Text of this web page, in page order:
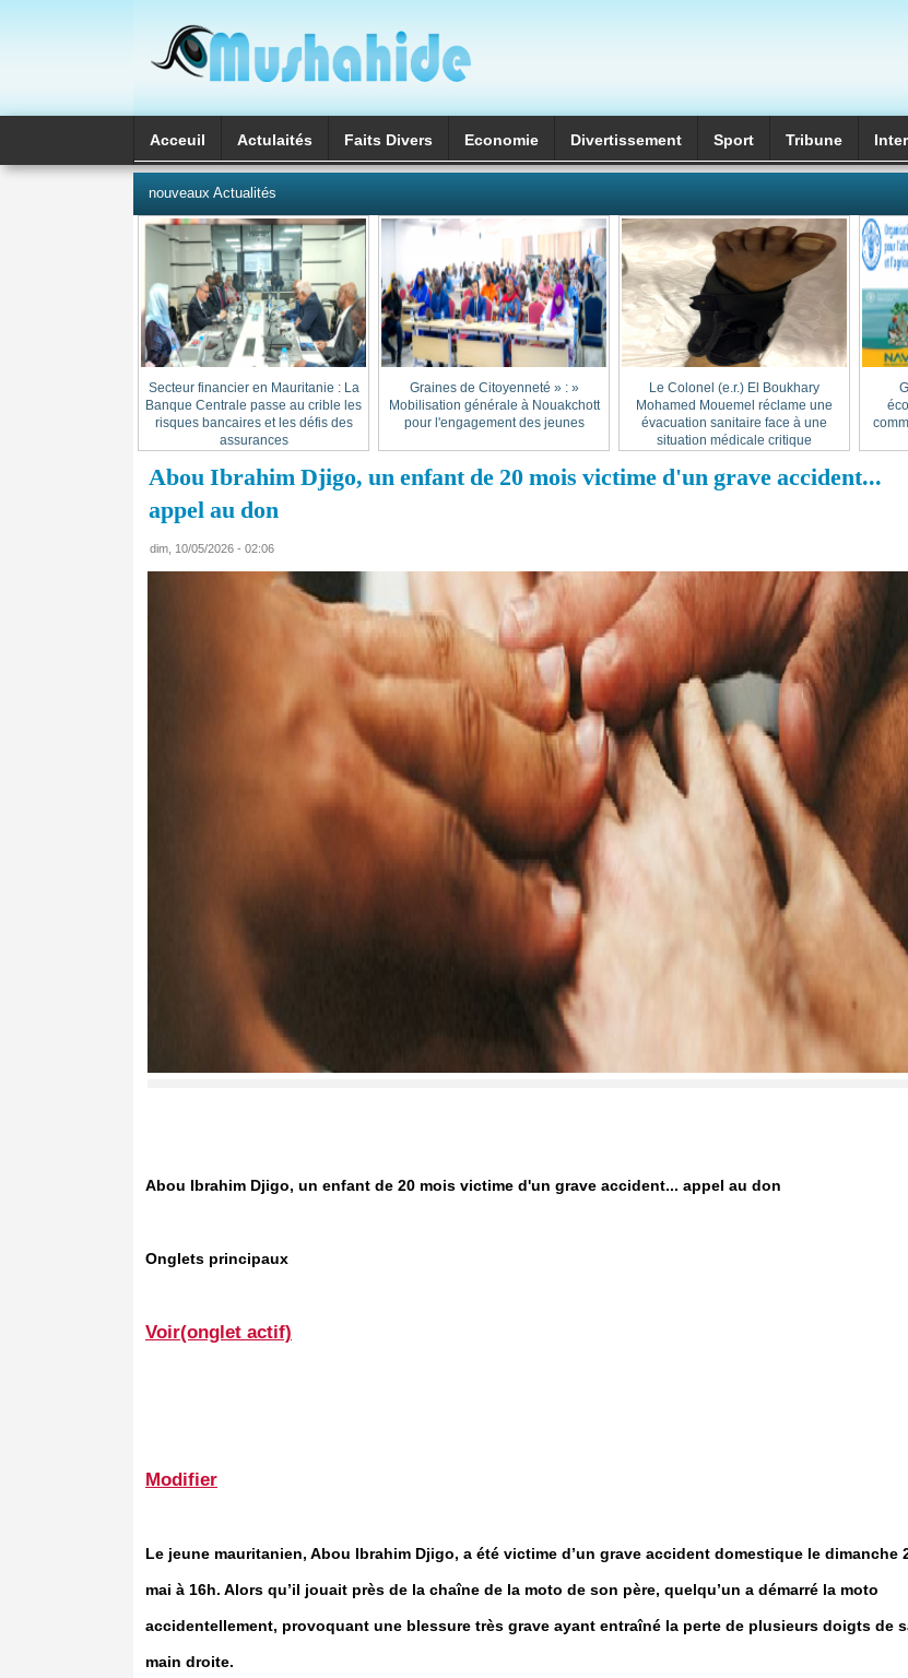
Acceuil Actulaités Faits Divers Economie Divertissement Sport Tribune
nouveaux Actualités
Le Colonel (e.r.) El Boukhary
Mohamed Mouemel réclame une
évacuation sanitaire face à une
situation médicale critique
« Graines de Citoyenneté » :
Mobilisation générale à Nouakchott
pour l'engagement des jeunes
Secteur financier en Mauritanie : La
Banque Centrale passe au crible les
risques bancaires et les défis des
assurances
Abou Ibrahim Djigo, un enfant de 20 mois victime d'un grave accident...
appel au don
dim, 10/05/2026 - 02:06
Abou Ibrahim Djigo, un enfant de 20 mois victime d'un grave accident... appel au don
Onglets principaux
Voir(onglet actif)
Modifier
Le jeune mauritanien, Abou Ibrahim Djigo, a été victime d’un grave accident domestique le dimanche
mai à 16h. Alors qu’il jouait près de la chaîne de la moto de son père, quelqu’un a démarré la moto
accidentellement, provoquant une blessure très grave ayant entraîné la perte de plusieurs doigts de
main droite.